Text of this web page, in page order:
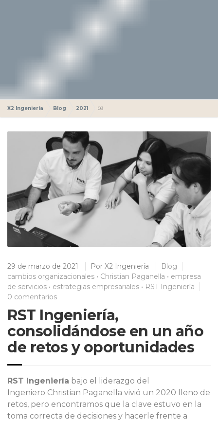
X2 Ingeniería Blog 2021 03
29 de marzo de 2021 Por X2 Ingeniería
Blog
cambios organizacionales • Christian Paganella • empresa
de servicios • estrategias empresariales • RST Ingeniería
0 comentarios
RST Ingeniería,
consolidándose en un año
de retos y oportunidades
RST Ingeniería bajo el liderazgo del
Ingeniero Christian Paganella vivió un 2020 lleno de
retos, pero encontramos que la clave estuvo en la
toma correcta de decisiones y hacerle frente a